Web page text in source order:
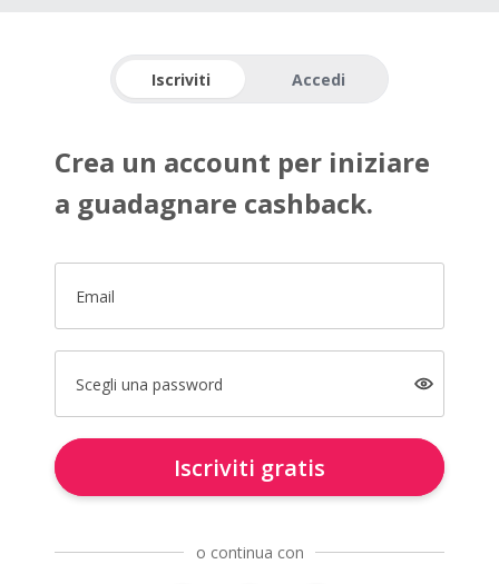
Iscriviti Accedi
Crea un account per iniziare
a guadagnare cashback.
Email
Scegli una password
Iscriviti gratis
o continua con